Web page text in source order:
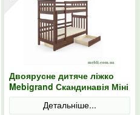
Двоярусне дитяче ліжко
Mebigrand Скандинавія Міні
Горіх лісовий 90х200 з
ящикамиДетальніше...